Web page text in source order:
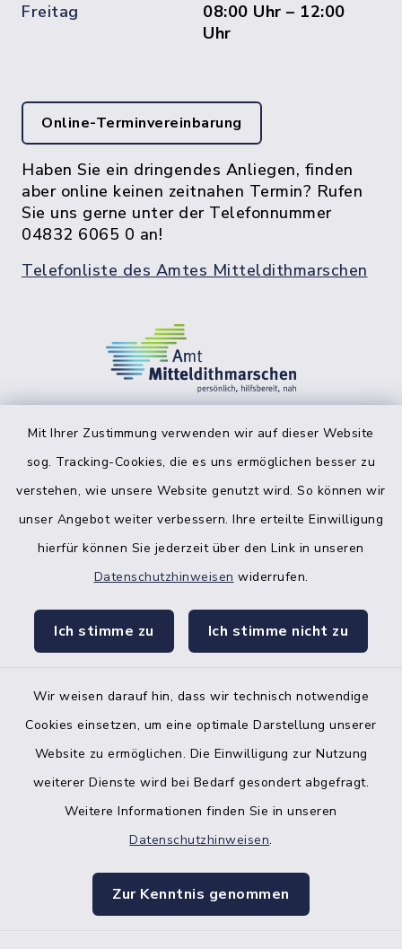
Mit Ihrer Zustimmung verwenden wir auf dieser Website
sog. Tracking-Cookies, die es uns ermöglichen besser zu
verstehen, wie unsere Website genutzt wird. So können wir
unser Angebot weiter verbessern. Ihre erteilte Einwilligung
hierfür können Sie jederzeit über den Link in unseren
Datenschutzhinweisen widerrufen.
Ich stimme zu Ich stimme nicht zu
Wir weisen darauf hin, dass wir technisch notwendige
Cookies einsetzen, um eine optimale Darstellung unserer
Website zu ermöglichen. Die Einwilligung zur Nutzung
weiterer Dienste wird bei Bedarf gesondert abgefragt.
Weitere Informationen finden Sie in unseren
Datenschutzhinweisen.
Zur Kenntnis genommen
Freitag
08:00 Uhr – 12:00
Uhr
Online-Terminvereinbarung
Haben Sie ein dringendes Anliegen, finden
aber online keinen zeitnahen Termin? Rufen
Sie uns gerne unter der Telefonnummer
04832 6065 0 an!
Telefonliste des Amtes Mitteldithmarschen
facebook
Bankverbindung der Amtskasse
Kontakt
Datenschutz
Impressum
Sitemap
Cookie-Einstellungen